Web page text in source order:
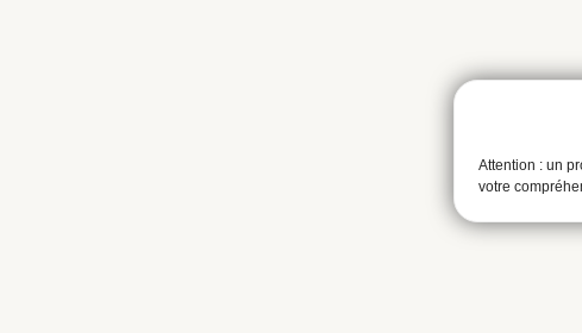
Attention : un
votre